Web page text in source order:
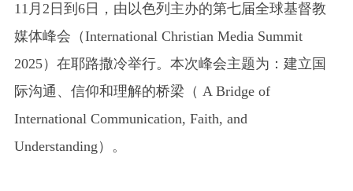
11月2日到6日，由以色列主办的第七届全球基督教
媒体峰会（International Christian Media Summit
2025）在耶路撒冷举行。本次峰会主题为：建立国
际沟通、信仰和理解的桥梁（ A Bridge of
International Communication, Faith, and
Understanding）。